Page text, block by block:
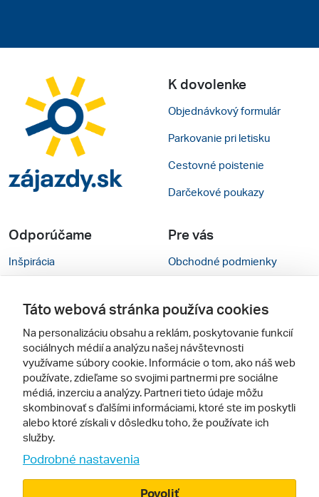
K dovolenke
Objednávkový formulár
Parkovanie pri letisku
Cestovné poistenie
Darčekové poukazy
Odporúčame
Inšpirácia
Cestovné kancelárie
Zájezdy.cz
Pre vás
Obchodné podmienky
Nastavenie cookies
Mobilná verzia webu
Sledujte nás
Táto webová stránka používa cookies
Na personalizáciu obsahu a reklám, poskytovanie funkcií
sociálnych médií a analýzu našej návštevnosti
využívame súbory cookie. Informácie o tom, ako náš web
používate, zdieľame so svojimi partnermi pre sociálne
médiá, inzerciu a analýzy. Partneri tieto údaje môžu
skombinovať s ďalšími informáciami, ktoré ste im poskytli
alebo ktoré získali v dôsledku toho, že používate ich
služby.
Podrobné nastavenia
Povoliť